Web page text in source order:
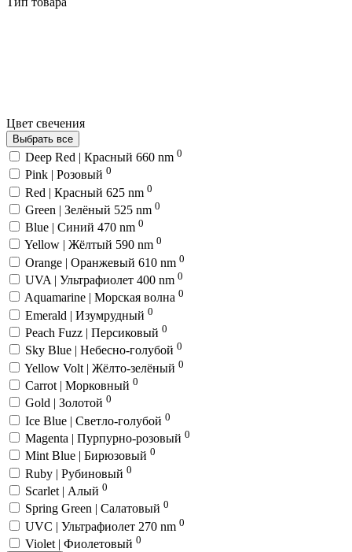
Цвет свечения
Выбрать все
Deep Red | Красный 660 nm 0
Pink | Розовый 0
Red | Красный 625 nm 0
Green | Зелёный 525 nm 0
Blue | Синий 470 nm 0
Yellow | Жёлтый 590 nm 0
Orange | Оранжевый 610 nm 0
UVA | Ультрафиолет 400 nm 0
Aquamarine | Морская волна 0
Emerald | Изумрудный 0
Peach Fuzz | Персиковый 0
Sky Blue | Небесно-голубой 0
Yellow Volt | Жёлто-зелёный 0
Carrot | Морковный 0
Gold | Золотой 0
Ice Blue | Светло-голубой 0
Magenta | Пурпурно-розовый 0
Mint Blue | Бирюзовый 0
Ruby | Рубиновый 0
Scarlet | Алый 0
Spring Green | Салатовый 0
UVC | Ультрафиолет 270 nm 0
Violet | Фиолетовый 0